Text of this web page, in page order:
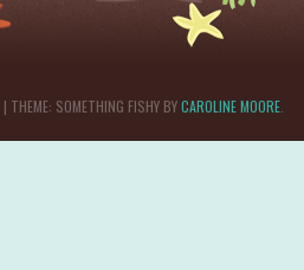
| THEME: SOMETHING FISHY BYCAROLINE MOORE.